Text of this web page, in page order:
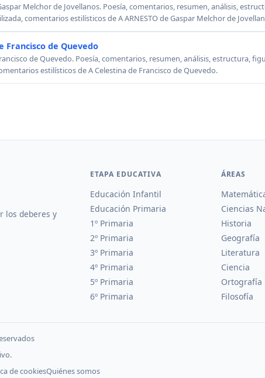
Melchor de Jovellanos. Poesía, comentarios, resumen, análisis,
comentarios estilísticos de A ARNESTO de Gaspar Melchor de
Francisco de Quevedo
de Quevedo. Poesía, comentarios, resumen, análisis, estructura,
estilísticos de A Celestina de Francisco de Quevedo.
los deberes y
ETAPA EDUCATIVA
Educación Infantil
Educación Primaria
1º Primaria
2º Primaria
3º Primaria
4º Primaria
5º Primaria
6º Primaria
ÁREAS
Ciencias
Historia
Geografía
Literatura
Ciencia
Ortografía
Filosofía
de cookiesQuiénes somos